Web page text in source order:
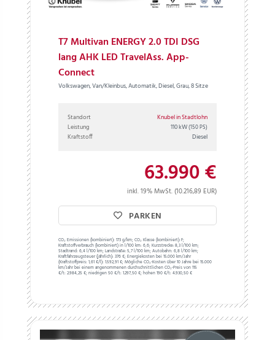
T7 Multivan ENERGY 2.0 TDI DSG
lang AHK LED TravelAss. App-
Connect
Volkswagen, Van/Kleinbus, Automatik, Diesel, Grau, 8 Sitze
Standort
Knubel in Stadtlohn
Leistung
110 kW(150 PS)
Kraftstoff Diesel
63.990 €
inkl. 19% MwSt. (10.216,89 EUR)
PARKEN
CO₂ Emissionen (kombiniert): 173 g/km;CO₂ Klasse (kombiniert): F;
Kraftstoffverbrauch (kombiniert) in l/100 km: 6,6;Kurzstrecke: 8,3 l/100 km;
Stadtrand: 6,4 l/100 km;Landstraße: 5,7 l/100 km;Autobahn: 6,8 l/100 km;
Kraftfahrzeugsteuer (jährlich): 376 €;Energiekosten bei 15.000 km/Jahr
(Kraftstoffpreis: 1,61€/l): 1.592,91 €;Mögliche CO₂-Kosten über 10 Jahre bei 15.000
km/Jahr bei einem angenommenen durchschnittlichen CO₂-Preis von 115
€/t: 2.984,25 €; niedrigen 50 €/t: 1.297,50 €; hohen 190 €/t: 4.930,50 €